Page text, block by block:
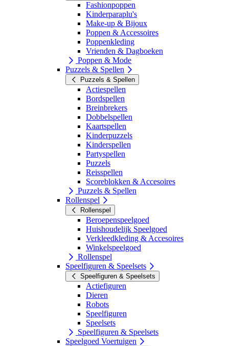
Fashionpoppen
Kinderparaplu's
Make-up & Bijoux
Poppen & Accessoires
Poppenkleding
Vrienden & Dagboeken
Poppen & Mode
Puzzels & Spellen
Puzzels & Spellen
Actiespellen
Bordspellen
Breinbrekers
Dobbelspellen
Kaartspellen
Kinderpuzzels
Kinderspellen
Partyspellen
Puzzels
Reisspellen
Scoreblokken & Accesoires
Puzzels & Spellen
Rollenspel
Rollenspel
Beroepenspeelgoed
Huishoudelijk Speelgoed
Verkleedkleding & Accesoires
Winkelspeelgoed
Rollenspel
Speelfiguren & Speelsets
Speelfiguren & Speelsets
Actiefiguren
Dieren
Robots
Speelfiguren
Speelsets
Speelfiguren & Speelsets
Speelgoed Voertuigen